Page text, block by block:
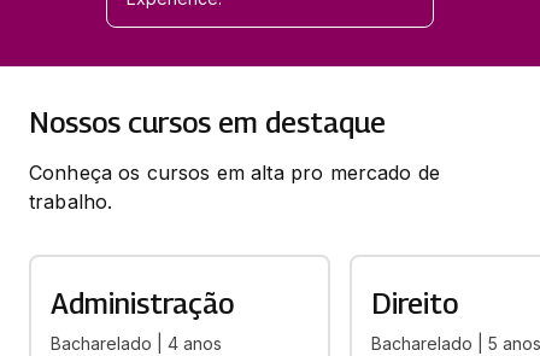
Nossos cursos em destaque
Conheça os cursos em alta pro mercado de
trabalho.
Administração
Bacharelado | 4 anos
Direito
Bacharelado | 5 anos